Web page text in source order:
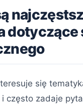
dotyczące
się
często zadaje